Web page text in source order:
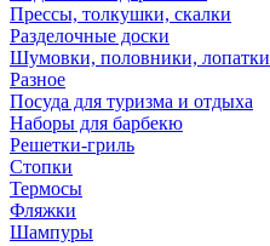
Прессы, толкушки, скалки
Разделочные доски
Шумовки, половники, лопатки
Разное
Посуда для туризма и отдыха
Наборы для барбекю
Решетки-гриль
Стопки
Термосы
Фляжки
Шампуры